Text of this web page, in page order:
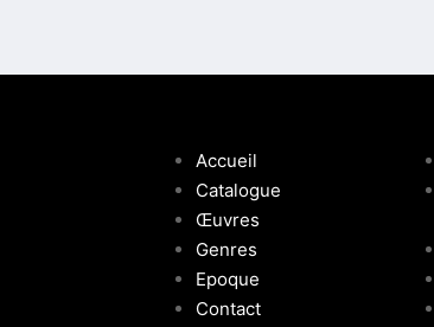
Accueil
Catalogue
Œuvres
Genres
Epoque
Contact